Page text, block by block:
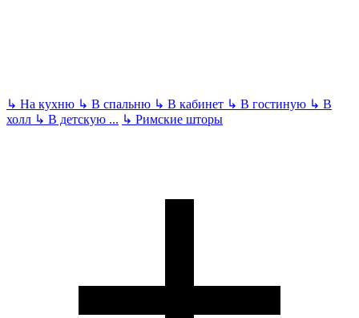
↳ На кухню ↳ В спальню ↳ В кабинет ↳ В гостиную ↳ В
холл ↳ В детскую ... ↳ Римские шторы